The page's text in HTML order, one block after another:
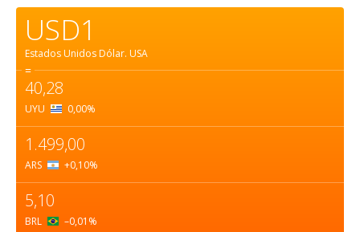
USD1
Estados Unidos Dólar. USA
=
40,28
UYU 0,00%
1.499,00
ARS +0,10%
5,10
BRL –0,01 %